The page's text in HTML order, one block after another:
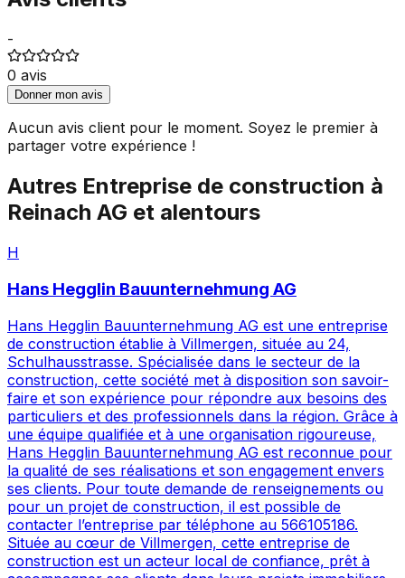
-
0 avis
Donner mon avis
Aucun avis client pour le moment. Soyez le premier à
partager votre expérience !
Autres Entreprise de construction à
Reinach AG et alentours
H
Hans Hegglin Bauunternehmung AG
Hans Hegglin Bauunternehmung AG est une entreprise
de construction établie à Villmergen, située au 24,
Schulhausstrasse. Spécialisée dans le secteur de la
construction, cette société met à disposition son savoir-
faire et son expérience pour répondre aux besoins des
particuliers et des professionnels dans la région. Grâce à
une équipe qualifiée et à une organisation rigoureuse,
Hans Hegglin Bauunternehmung AG est reconnue pour
la qualité de ses réalisations et son engagement envers
ses clients. Pour toute demande de renseignements ou
pour un projet de construction, il est possible de
contacter l’entreprise par téléphone au 566105186.
Située au cœur de Villmergen, cette entreprise de
construction est un acteur local de confiance, prêt à